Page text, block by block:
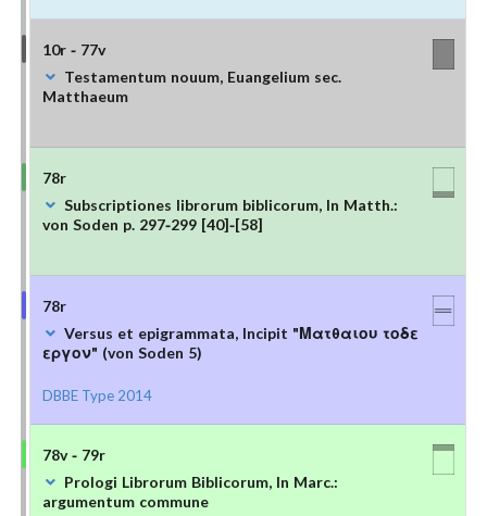
10r - 77v
Testamentum nouum, Euangelium sec.
Matthaeum
78r
Subscriptiones librorum biblicorum, In Matth.:
von Soden p. 297-299 [40]-[58]
78r
Versus et epigrammata, Incipit "Ματθαιου τοδε
εργον" (von Soden 5)
DBBE Type 2014
78v - 79r
Prologi Librorum Biblicorum, In Marc.:
argumentum commune